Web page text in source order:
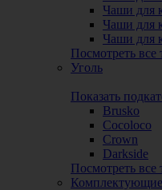
Чаши для
Чаши для
Чаши для
Посмотреть все
Уголь
Показать
Brusko
Cocoloco
Crown
Darkside
Посмотреть все
Комплектующие